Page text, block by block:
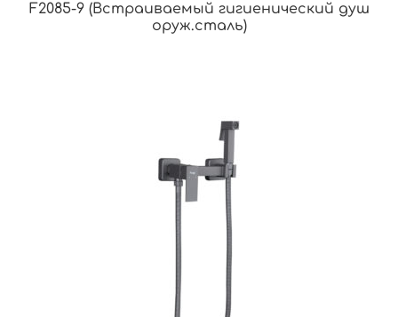
F2085-9 (Встраиваемый гигиенический душ
оруж.сталь)